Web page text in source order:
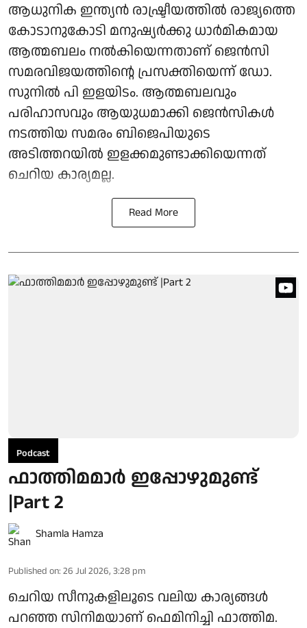
ആധുനിക ഇന്ത്യന്‍ രാഷ്ട്രീയത്തില്‍ രാജ്യത്തെ
കോടാനുകോടി മനുഷ്യര്‍ക്കു ധാര്‍മികമായ
ആത്മബലം നല്‍കിയെന്നതാണ് ജെന്‍സി
സമരവിജയത്തിന്റെ പ്രസക്തിയെന്ന് ഡോ.
സുനില്‍ പി ഇളയിടം. ആത്മബലവും
പരിഹാസവും ആയുധമാക്കി ജെന്‍സികള്‍
നടത്തിയ സമരം ബിജെപിയുടെ
അടിത്തറയില്‍ ഇളക്കമുണ്ടാക്കിയെന്നത്
ചെറിയ കാര്യമല്ല.
Read More
Podcast
ഫാത്തിമമാര്‍ ഇപ്പോഴുമുണ്ട്
|Part 2
Shamla Hamza
Published on: 26 Jul 2026, 3:28 pm
ചെറിയ സീനുകളിലൂടെ വലിയ കാര്യങ്ങള്‍
പറഞ്ഞ സിനിമയാണ് ഫെമിനിച്ചി ഫാത്തിമ.